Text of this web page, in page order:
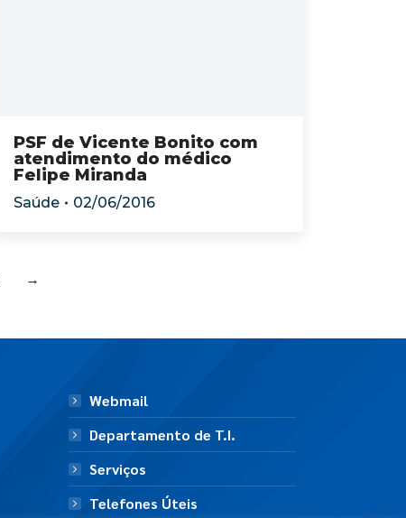
PSF de Vicente Bonito com
atendimento do médico
Felipe Miranda
Saúde 02/06/2016
→
Webmail
Departamento de T.I.
Serviços
Telefones Úteis